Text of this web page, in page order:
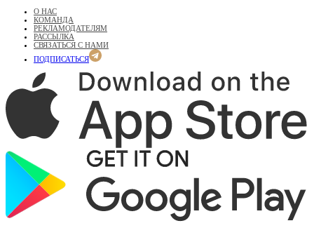
О НАС
КОМАНДА
РЕКЛАМОДАТЕЛЯМ
РАССЫЛКА
СВЯЗАТЬСЯ С НАМИ
ПОДПИСАТЬСЯ